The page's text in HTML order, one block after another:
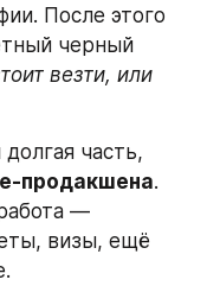
После этого
черный
везти, или
часть,
продакшена.
—
визы, ещё